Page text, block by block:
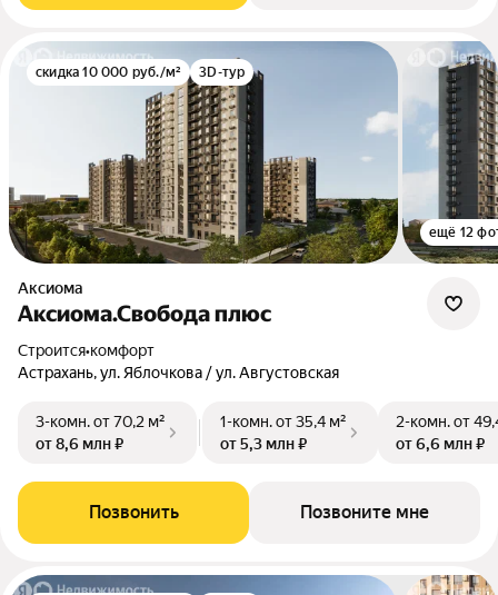
скидка 10 000 руб./м² 3D-тур
ещё 12
Аксиома
Аксиома.Свобода плюс
Строится•комфорт
Астрахань, ул. Яблочкова / ул. Августовская
3-комн.от 70,2 м²
от 8,6 млн ₽
1-комн.от 35,4 м²
от 5,3 млн ₽
2-комн.от
от 6,6 млн ₽
Позвонить Позвоните мне